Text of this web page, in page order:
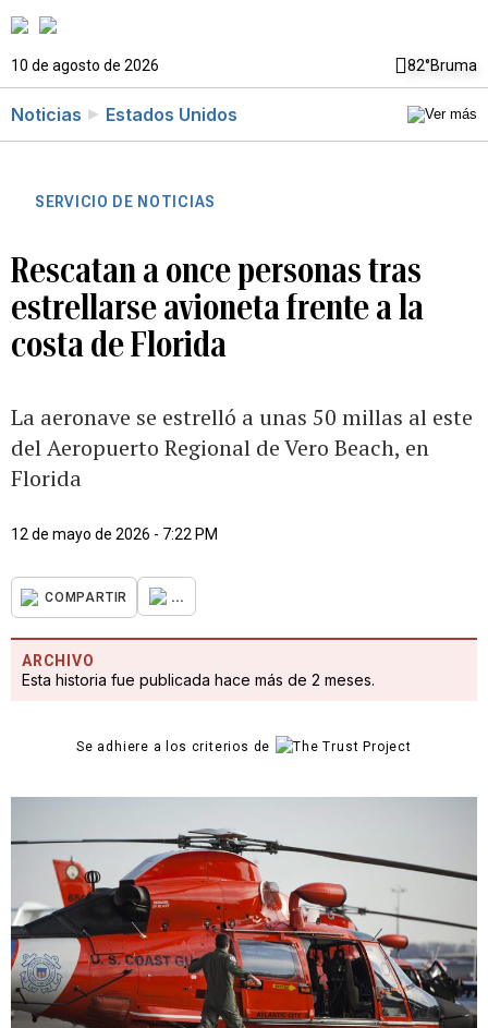
10 de agosto de 2026 82°Bruma
Noticias Estados Unidos
SERVICIO DE NOTICIAS
Rescatan a once personas tras
estrellarse avioneta frente a la
costa de Florida
La aeronave se estrelló a unas 50 millas al este
del Aeropuerto Regional de Vero Beach, en
Florida
12 de mayo de 2026 - 7:22 PM
COMPARTIR ...
ARCHIVO
Esta historia fue publicada hace más de 2 meses.
Se adhiere a los criterios de